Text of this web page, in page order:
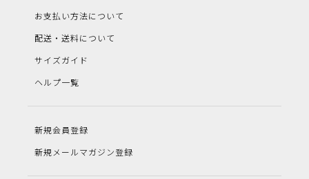
お支払い方法について
配送・送料について
サイズガイド
ヘルプ一覧
新規会員登録
新規メールマガジン登録